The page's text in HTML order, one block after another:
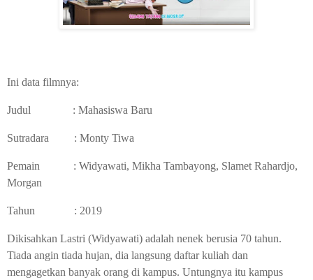
Ini data filmnya:
Judul : Mahasiswa Baru
Sutradara : Monty Tiwa
Pemain
: Widyawati, Mikha Tambayong, Slamet Rahardjo,
Morgan
Tahun : 2019
Dikisahkan Lastri (Widyawati) adalah nenek berusia 70 tahun.
Tiada angin tiada hujan, dia langsung daftar kuliah dan
mengagetkan banyak orang di kampus. Untungnya itu kampus